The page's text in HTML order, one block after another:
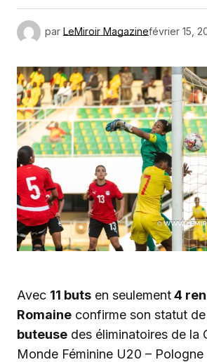
par LeMiroir Magazinefévrier 15,
Avec 11 buts en seulement4
Romaine confirme son statut de
buteuse des éliminatoires de la
Monde Féminine U20 –